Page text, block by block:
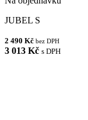
JUBEL S
2 490 Kč bez DPH
3 013 Kč s DPH